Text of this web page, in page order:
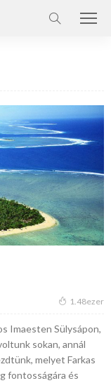
1.48ezer
Imaesten Sülysápon,
sokan, annál
melyet Farkas
fontosságára és